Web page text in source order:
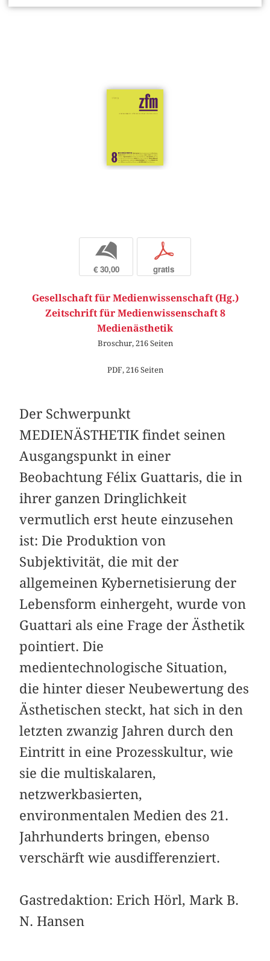
b
€ 30,00
p
gratis
Gesellschaft für Medienwissenschaft (Hg.)
Zeitschrift für Medienwissenschaft 8
Medienästhetik
Broschur, 216 Seiten
PDF, 216 Seiten
Der Schwerpunkt
MEDIENÄSTHETIK findet seinen
Ausgangspunkt in einer
Beobachtung Félix Guattaris, die in
ihrer ganzen Dringlichkeit
vermutlich erst heute einzusehen
ist: Die Produktion von
Subjektivität, die mit der
allgemeinen Kybernetisierung der
Lebensform einhergeht, wurde von
Guattari als eine Frage der Ästhetik
pointiert. Die
medientechnologische Situation,
die hinter dieser Neubewertung des
Ästhetischen steckt, hat sich in den
letzten zwanzig Jahren durch den
Eintritt in eine Prozesskultur, wie
sie die multiskalaren,
netzwerkbasierten,
environmentalen Medien des 21.
Jahrhunderts bringen, ebenso
verschärft wie ausdifferenziert.
Gastredaktion: Erich Hörl, Mark B.
N. Hansen